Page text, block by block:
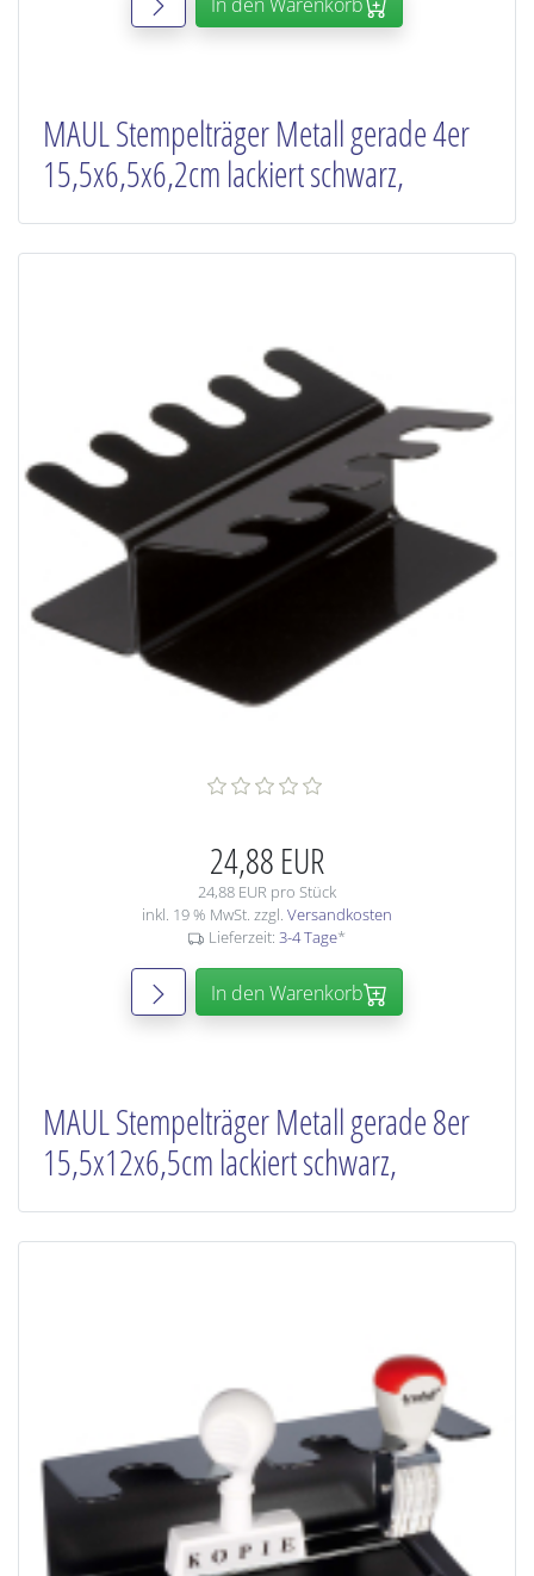
MAUL Stempelträger Metall gerade 4er
15,5x6,5x6,2cm lackiert schwarz,
24,88 EUR
24,88 EUR pro Stück
inkl. 19 % MwSt. zzgl. Versandkosten
Lieferzeit: 3-4 Tage*
In den Warenkorb
MAUL Stempelträger Metall gerade 8er
15,5x12x6,5cm lackiert schwarz,